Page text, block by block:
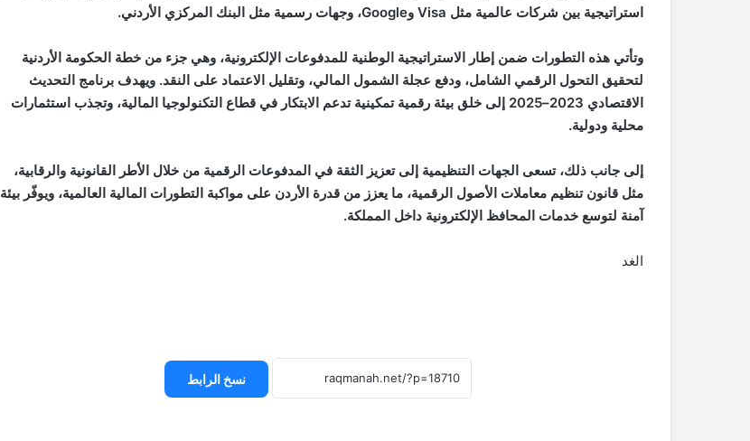
استراتيجية بين شركات عالمية مثل Visa وGoogle، وجهات رسمية مثل البنك المركزي الأردني.
وتأتي هذه التطورات ضمن إطار الاستراتيجية الوطنية للمدفوعات الإلكترونية، وهي جزء من خطة الحكومة الأردنية
لتحقيق التحول الرقمي الشامل، ودفع عجلة الشمول المالي، وتقليل الاعتماد على النقد. ويهدف برنامج التحديث
الاقتصادي 2023–2025 إلى خلق بيئة رقمية تمكينية تدعم الابتكار في قطاع التكنولوجيا المالية، وتجذب استثمارات
محلية ودولية.
إلى جانب ذلك، تسعى الجهات التنظيمية إلى تعزيز الثقة في المدفوعات الرقمية من خلال الأطر القانونية والرقابية،
مثل قانون تنظيم معاملات الأصول الرقمية، ما يعزز من قدرة الأردن على مواكبة التطورات المالية العالمية، ويوفّر بيئة
آمنة لتوسع خدمات المحافظ الإلكترونية داخل المملكة.
الغد
نسخ الرابط